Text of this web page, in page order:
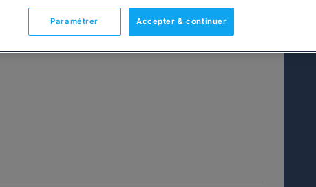
Accepter & continuer
Paramétrer